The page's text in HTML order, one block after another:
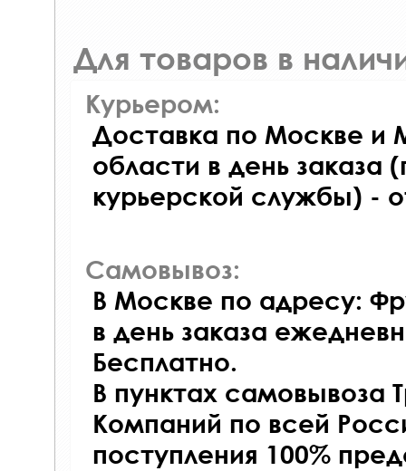
Для товаров в
Курьером:
Доставка по Москве и
области в день заказа
курьерской службы) -
Самовывоз:
В Москве по адресу:
в день заказа
Бесплатно.
В пунктах самовывоза
Компаний по всей
поступления 100%